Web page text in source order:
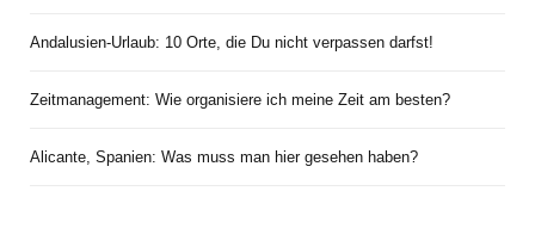
Andalusien-Urlaub: 10 Orte, die Du nicht verpassen darfst!
Zeitmanagement: Wie organisiere ich meine Zeit am besten?
Alicante, Spanien: Was muss man hier gesehen haben?